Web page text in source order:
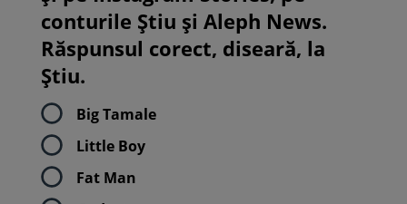
conturile Știu și Aleph News.
Răspunsul corect, diseară, la
Știu.
Big Tamale
Little Boy
Fat Man